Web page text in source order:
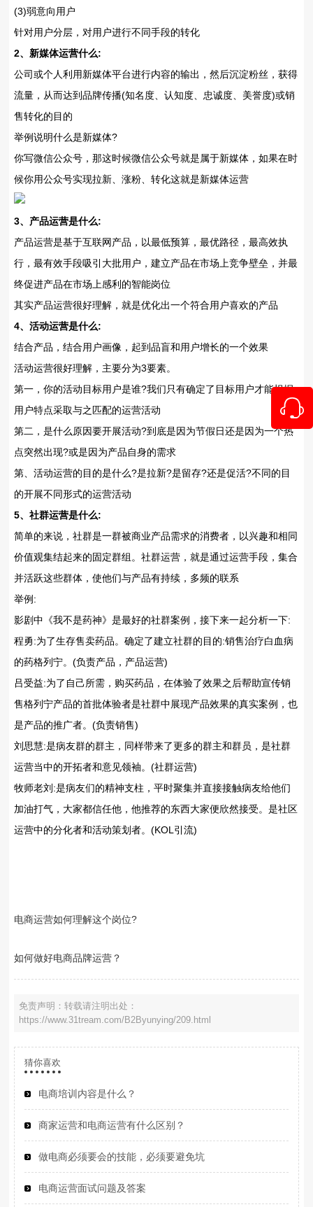
(3)弱意向用户
针对用户分层，对用户进行不同手段的转化
2、新媒体运营什么:
公司或个人利用新媒体平台进行内容的输出，然后沉淀粉丝，获得
流量，从而达到品牌传播(知名度、认知度、忠诚度、美誉度)或销
售转化的目的
举例说明什么是新媒体?
你写微信公众号，那这时候微信公众号就是属于新媒体，如果在时
候你用公众号实现拉新、涨粉、转化这就是新媒体运营
3、产品运营是什么:
产品运营是基于互联网产品，以最低预算，最优路径，最高效执
行，最有效手段吸引大批用户，建立产品在市场上竞争壁垒，并最
终促进产品在市场上感利的智能岗位
其实产品运营很好理解，就是优化出一个符合用户喜欢的产品
4、活动运营是什么:
结合产品，结合用户画像，起到品盲和用户增长的一个效果
活动运营很好理解，主要分为3要素。
第一，你的活动目标用户是谁?我们只有确定了目标用户才能根据
用户特点采取与之匹配的运营活动
第二，是什么原因要开展活动?到底是因为节假日还是因为一个热
点突然出现?或是因为产品自身的需求
第、活动运营的目的是什么?是拉新?是留存?还是促活?不同的目
的开展不同形式的运营活动
5、社群运营是什么:
简单的来说，社群是一群被商业产品需求的消费者，以兴趣和相同
价值观集结起来的固定群组。社群运营，就是通过运营手段，集合
并活跃这些群体，使他们与产品有持续，多频的联系
举例:
影剧中《我不是药神》是最好的社群案例，接下来一起分析一下:
程勇:为了生存售卖药品。确定了建立社群的目的:销售治疗白血病
的药格列宁。(负责产品，产品运营)
吕受益:为了自己所需，购买药品，在体验了效果之后帮助宣传销
售格列宁产品的首批体验者是社群中展现产品效果的真实案例，也
是产品的推广者。(负责销售)
刘思慧:是病友群的群主，同样带来了更多的群主和群员，是社群
运营当中的开拓者和意见领袖。(社群运营)
牧师老刘:是病友们的精神支柱，平时聚集并直接接触病友给他们
加油打气，大家都信任他，他推荐的东西大家便欣然接受。是社区
运营中的分化者和活动策划者。(KOL引流)
电商运营如何理解这个岗位?
如何做好电商品牌运营？
免责声明：转载请注明出处：
https://www.31tream.com/B2Byunying/209.html
猜你喜欢
电商培训内容是什么？
商家运营和电商运营有什么区别？
做电商必须要会的技能，必须要避免坑
电商运营面试问题及答案